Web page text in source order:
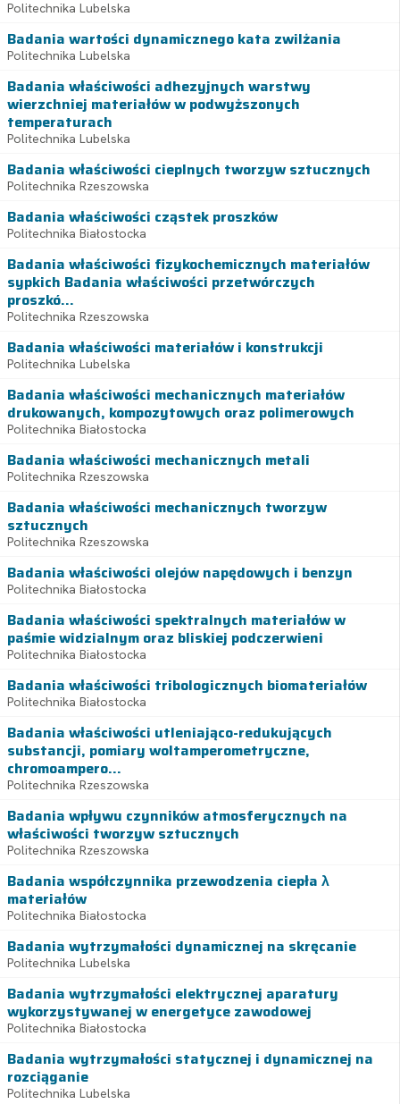
Politechnika Lubelska
Badania wartości dynamicznego kata zwilżania
Politechnika Lubelska
Badania właściwości adhezyjnych warstwy
wierzchniej materiałów w podwyższonych
temperaturach
Politechnika Lubelska
Badania właściwości cieplnych tworzyw sztucznych
Politechnika Rzeszowska
Badania właściwości cząstek proszków
Politechnika Białostocka
Badania właściwości fizykochemicznych materiałów
sypkich Badania właściwości przetwórczych
proszkó...
Politechnika Rzeszowska
Badania właściwości materiałów i konstrukcji
Politechnika Lubelska
Badania właściwości mechanicznych materiałów
drukowanych, kompozytowych oraz polimerowych
Politechnika Białostocka
Badania właściwości mechanicznych metali
Politechnika Rzeszowska
Badania właściwości mechanicznych tworzyw
sztucznych
Politechnika Rzeszowska
Badania właściwości olejów napędowych i benzyn
Politechnika Białostocka
Badania właściwości spektralnych materiałów w
paśmie widzialnym oraz bliskiej podczerwieni
Politechnika Białostocka
Badania właściwości tribologicznych biomateriałów
Politechnika Białostocka
Badania właściwości utleniająco-redukujących
substancji, pomiary woltamperometryczne,
chromoampero...
Politechnika Rzeszowska
Badania wpływu czynników atmosferycznych na
właściwości tworzyw sztucznych
Politechnika Rzeszowska
Badania współczynnika przewodzenia ciepła λ
materiałów
Politechnika Białostocka
Badania wytrzymałości dynamicznej na skręcanie
Politechnika Lubelska
Badania wytrzymałości elektrycznej aparatury
wykorzystywanej w energetyce zawodowej
Politechnika Białostocka
Badania wytrzymałości statycznej i dynamicznej na
rozciąganie
Politechnika Lubelska